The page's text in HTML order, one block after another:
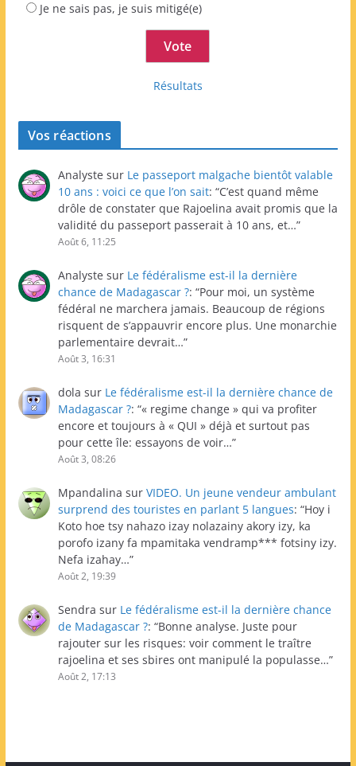
Je ne sais pas, je suis mitigé(e)
Résultats
Vos réactions
Analyste sur Le passeport malgache bientôt valable
10 ans : voici ce que l’on sait: “C’est quand même
drôle de constater que Rajoelina avait promis que la
validité du passeport passerait à 10 ans, et…”
Août 6, 11:25
Analyste sur Le fédéralisme est-il la dernière
chance de Madagascar ?: “Pour moi, un système
fédéral ne marchera jamais. Beaucoup de régions
risquent de s’appauvrir encore plus. Une monarchie
parlementaire devrait…”
Août 3, 16:31
dola sur Le fédéralisme est-il la dernière chance de
Madagascar ?: “« regime change » qui va profiter
encore et toujours à « QUI » déjà et surtout pas
pour cette île: essayons de voir…”
Août 3, 08:26
Mpandalina sur VIDEO. Un jeune vendeur ambulant
surprend des touristes en parlant 5 langues: “Hoy i
Koto hoe tsy nahazo izay nolazainy akory izy, ka
porofo izany fa mpamitaka vendramp*** fotsiny izy.
Nefa izahay…”
Août 2, 19:39
Sendra sur Le fédéralisme est-il la dernière chance
de Madagascar ?: “Bonne analyse. Juste pour
rajouter sur les risques: voir comment le traître
rajoelina et ses sbires ont manipulé la populasse…”
Août 2, 17:13